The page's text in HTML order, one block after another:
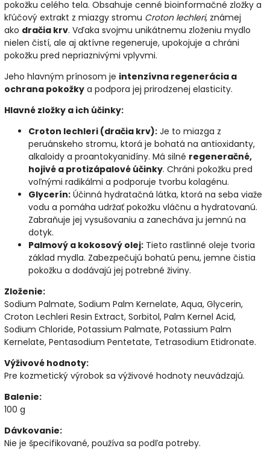
pokožku celého tela. Obsahuje cenné bioinformačné zložky a
kľúčový extrakt z miazgy stromu Croton lechleri, známej
ako dračia krv. Vďaka svojmu unikátnemu zloženiu mydlo
nielen čistí, ale aj aktívne regeneruje, upokojuje a chráni
pokožku pred nepriaznivými vplyvmi.
Jeho hlavným prínosom je intenzívna regenerácia a
ochrana pokožky a podpora jej prirodzenej elasticity.
Hlavné zložky a ich účinky:
Croton lechleri (dračia krv): Je to miazga z
peruánskeho stromu, ktorá je bohatá na antioxidanty,
alkaloidy a proantokyanidíny. Má silné regeneračné,
hojivé a protizápalové účinky. Chráni pokožku pred
voľnými radikálmi a podporuje tvorbu kolagénu.
Glycerín: Účinná hydratačná látka, ktorá na seba viaže
vodu a pomáha udržať pokožku vláčnu a hydratovanú.
Zabraňuje jej vysušovaniu a zanecháva ju jemnú na
dotyk.
Palmový a kokosový olej: Tieto rastlinné oleje tvoria
základ mydla. Zabezpečujú bohatú penu, jemne čistia
pokožku a dodávajú jej potrebné živiny.
Zloženie:
Sodium Palmate, Sodium Palm Kernelate, Aqua, Glycerin,
Croton Lechleri Resin Extract, Sorbitol, Palm Kernel Acid,
Sodium Chloride, Potassium Palmate, Potassium Palm
Kernelate, Pentasodium Pentetate, Tetrasodium Etidronate.
Výživové hodnoty:
Pre kozmetický výrobok sa výživové hodnoty neuvádzajú.
Balenie:
100 g
Dávkovanie:
Nie je špecifikované, používa sa podľa potreby.